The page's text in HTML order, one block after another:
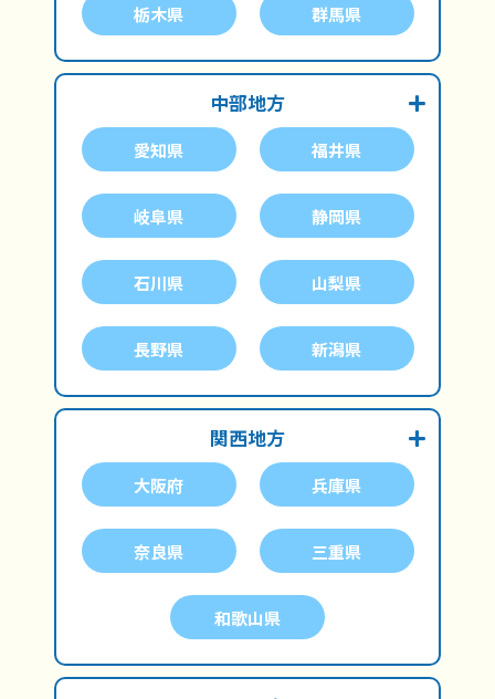
関西地方
大阪府 兵庫県
奈良県 三重県
和歌山県
中部地方
愛知県 福井県
岐阜県 静岡県
石川県 山梨県
長野県 新潟県
栃木県 群馬県